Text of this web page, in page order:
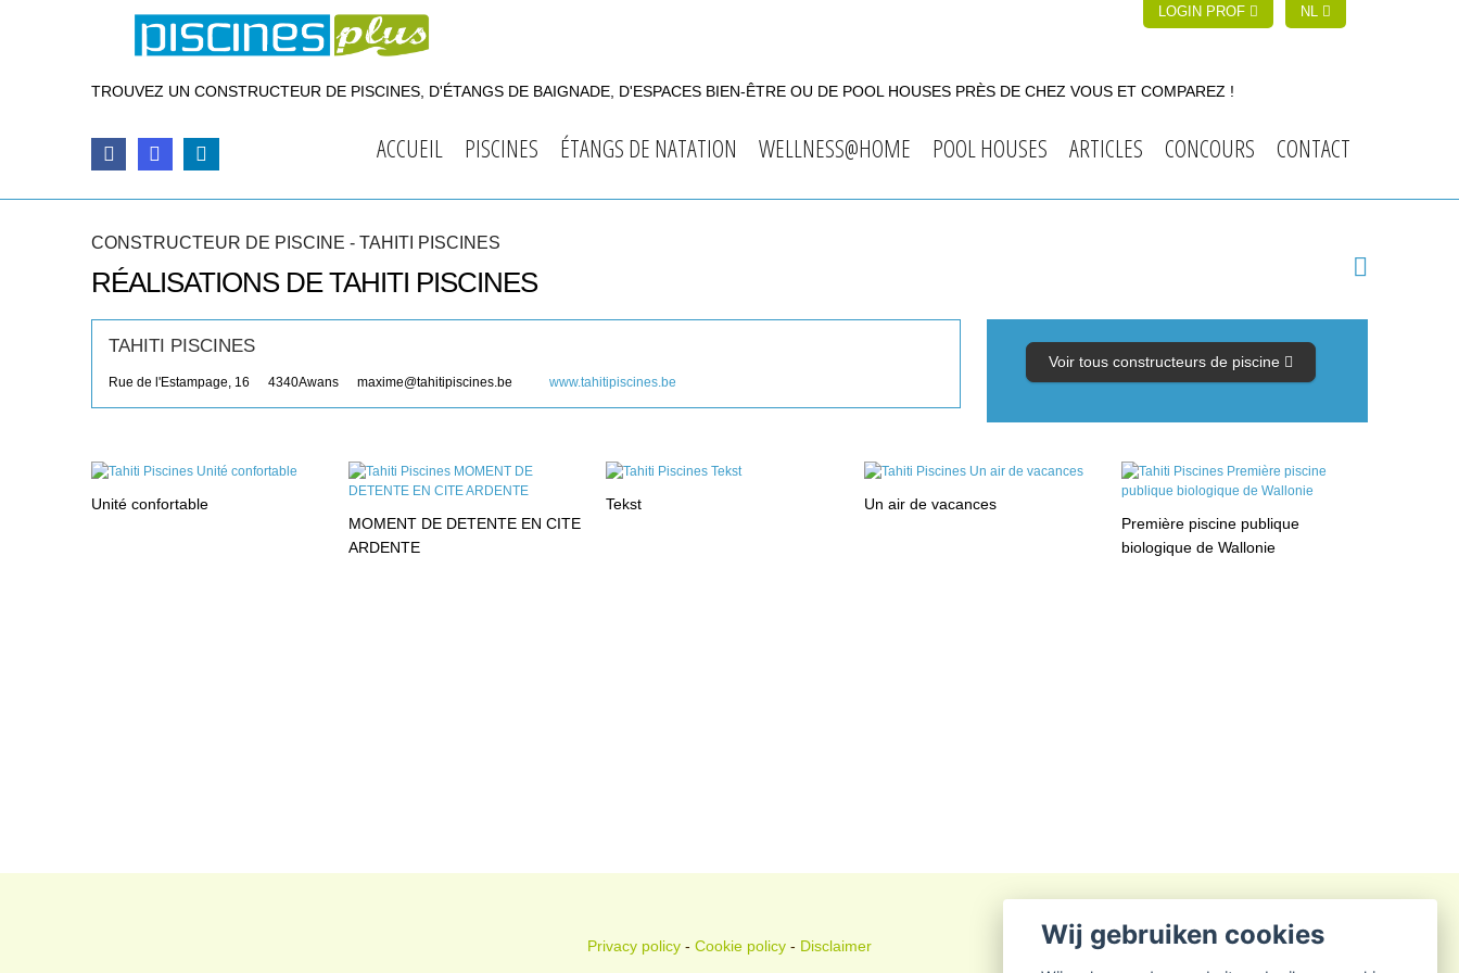
LOGIN PROF NL
TROUVEZ UN CONSTRUCTEUR DE PISCINES, D'ÉTANGS DE BAIGNADE, D'ESPACES BIEN-ÊTRE OU DE POOL HOUSES PRÈS DE CHEZ VOUS ET COMPAREZ !
ACCUEIL PISCINES ÉTANGS DE NATATION WELLNESS@HOME POOL HOUSES ARTICLES CONCOURS CONTACT
CONSTRUCTEUR DE PISCINE - TAHITI PISCINES
RÉALISATIONS DE TAHITI PISCINES
TAHITI PISCINES
Rue de l'Estampage, 16 4340Awans maxime@tahitipiscines.be www.tahitipiscines.be
Voir tous constructeurs de piscine
Unité confortable
MOMENT DE DETENTE EN CITE
ARDENTE
Tekst
Un air de vacances
Première piscine publique
biologique de Wallonie
Privacy policy - Cookie policy - Disclaimer Wij gebruiken cookies